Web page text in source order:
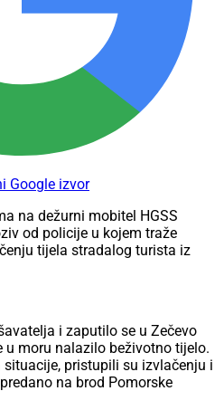
Google izvor
na dežurni mobitel HGSS
od policije u kojem traže
tijela stradalog turista iz
i zaputilo se u Zečevo
u moru nalazilo beživotno tijelo.
pristupili su izvlačenju i
na brod Pomorske